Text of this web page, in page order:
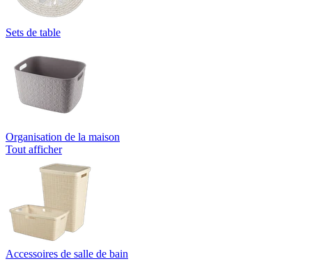
Sets de table
Organisation de la maison
Tout afficher
Accessoires de salle de bain